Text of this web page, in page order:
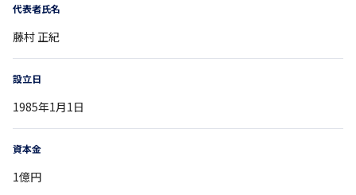
代表者氏名
藤村 正紀
設立日
1985年1月1日
資本金
1億円